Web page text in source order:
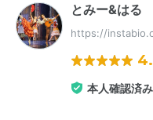
とみー&はる
https://
本人確認済み